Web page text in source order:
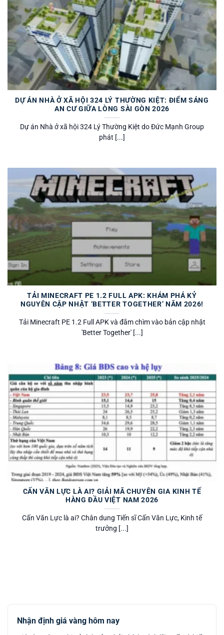
DỰ ÁN NHÀ Ở XÃ HỘI 324 LÝ THƯỜNG KIỆT: ĐIỂM SÁNG
AN CƯ GIỮA LÒNG SÀI GÒN 2026
Dự án Nhà ở xã hội 324 Lý Thường Kiệt do Đức Mạnh Group
phát [...]
TẢI MINECRAFT PE 1.2 FULL APK: KHÁM PHÁ KỶ
NGUYÊN CẬP NHẬT ‘BETTER TOGETHER’ NĂM 2026!
Tải Minecraft PE 1.2 Full APK và đắm chìm vào bản cập nhật
'Better Together' [...]
CẤN VĂN LỰC LÀ AI? GIẢI MÃ CHUYÊN GIA KINH TẾ
HÀNG ĐẦU VIỆT NAM 2026
Cấn Văn Lực là ai? Chân dung Tiến sĩ Cấn Văn Lực, Kinh tế
trưởng [...]
Nhận định giá vàng hôm nay